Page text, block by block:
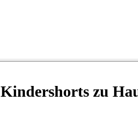
Kindershorts zu